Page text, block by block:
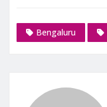
Bengaluru